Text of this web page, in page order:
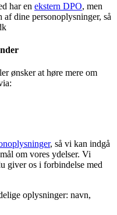
har en ekstern DPO, men
dine personoplysninger, så
ønsker at høre mere om
, så vi kan indgå
om vores ydelser. Vi
giver os i forbindelse med
oplysninger: navn,